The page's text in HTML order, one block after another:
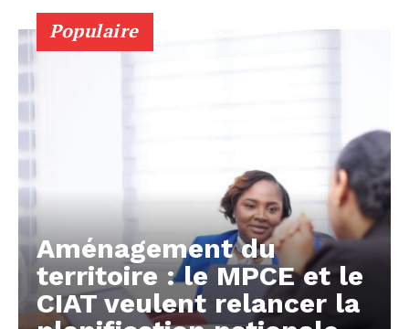
Populaire
Aménagement du
territoire : le MPCE et le
CIAT veulent relancer la